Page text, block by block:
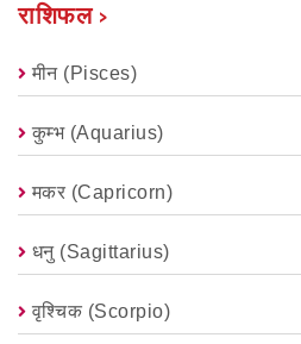
राशिफल ›
मीन (Pisces)
कुम्भ (Aquarius)
मकर (capricorn)
धनु (Sagittarius)
वृश्चिक (scorpio)